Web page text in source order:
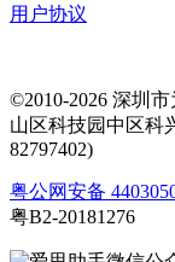
用户协议
©2010-2026 深圳
山区科技园中区科
82797402)
粤公网安备
粤B2-20181276